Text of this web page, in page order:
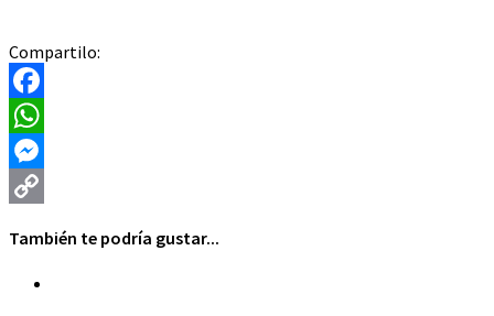
Compartilo:
Facebook
WhatsApp
Messenger
También te podría gustar...